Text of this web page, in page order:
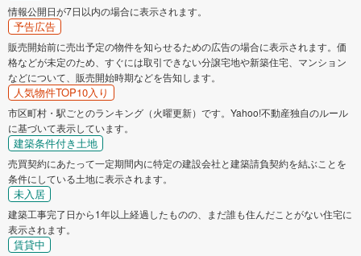
情報公開日が7日以内の場合に表示されます。
予告広告
販売開始前に売出予定の物件を知らせるための広告の場合に表示されます。価
格などが未定のため、すぐには取引できない分譲宅地や新築住宅、マンション
などについて、販売開始時期などを告知します。
人気物件TOP10入り
市区町村・駅ごとのランキング（火曜更新）です。Yahoo!不動産独自のルール
に基づいて表示しています。
建築条件付き土地
売買契約にあたって一定期間内に特定の建設会社と建築請負契約を結ぶことを
条件にしている土地に表示されます。
未入居
建築工事完了日から1年以上経過したものの、まだ誰も住んだことがない住宅に
表示されます。
賃貸中